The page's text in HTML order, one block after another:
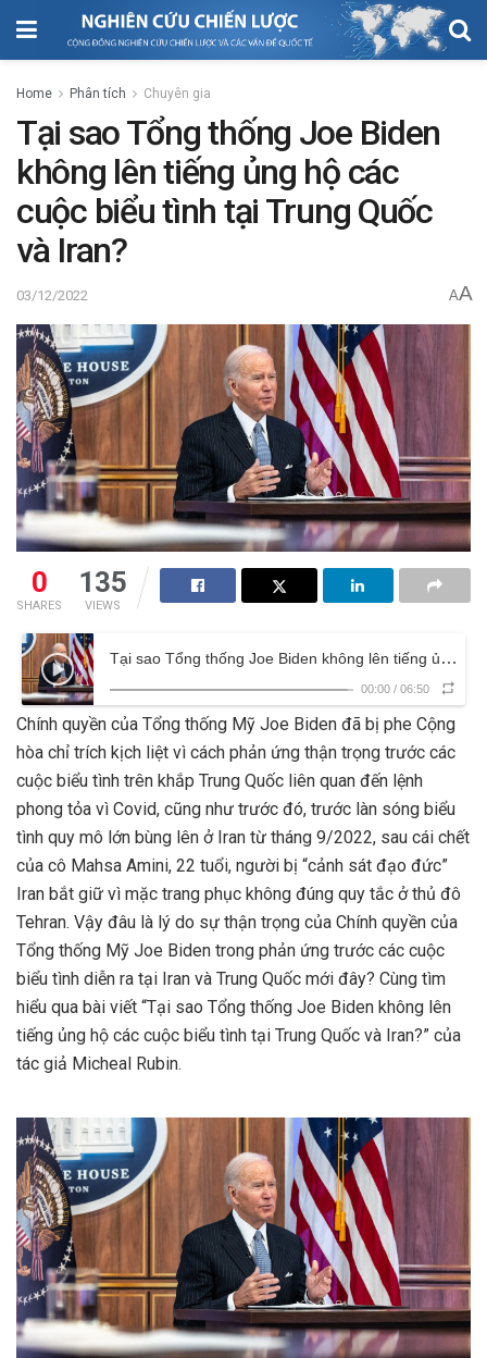
Home Phân tích Chuyên gia
Tại sao Tổng thống Joe Biden
không lên tiếng ủng hộ các
cuộc biểu tình tại Trung Quốc
và Iran?
03/12/2022 AA
0
SHARES
135
VIEWS
Tại sao Tổng thống Joe Biden không lên tiếng ủng hộ các cuộc biểu tình tại Trung Quốc và Iran?
00:00 / 06:50
Chính quyền của Tổng thống Mỹ Joe Biden đã bị phe Cộng
hòa chỉ trích kịch liệt vì cách phản ứng thận trọng trước các
cuộc biểu tình trên khắp Trung Quốc liên quan đến lệnh
phong tỏa vì Covid, cũng như trước đó, trước làn sóng biểu
tình quy mô lớn bùng lên ở Iran từ tháng 9/2022, sau cái chết
của cô Mahsa Amini, 22 tuổi, người bị “cảnh sát đạo đức”
Iran bắt giữ vì mặc trang phục không đúng quy tắc ở thủ đô
Tehran. Vậy đâu là lý do sự thận trọng của Chính quyền của
Tổng thống Mỹ Joe Biden trong phản ứng trước các cuộc
biểu tình diễn ra tại Iran và Trung Quốc mới đây? Cùng tìm
hiểu qua bài viết “Tại sao Tổng thống Joe Biden không lên
tiếng ủng hộ các cuộc biểu tình tại Trung Quốc và Iran?” của
tác giả Micheal Rubin.